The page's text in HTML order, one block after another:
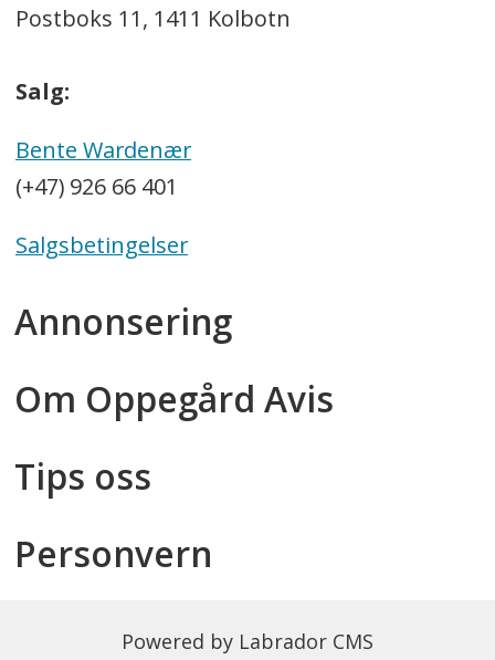
Postboks 11, 1411 Kolbotn
Salg:
Bente Wardenær
(+47) 926 66 401
Salgsbetingelser
Annonsering
Om Oppegård Avis
Tips oss
Personvern
Powered by Labrador CMS